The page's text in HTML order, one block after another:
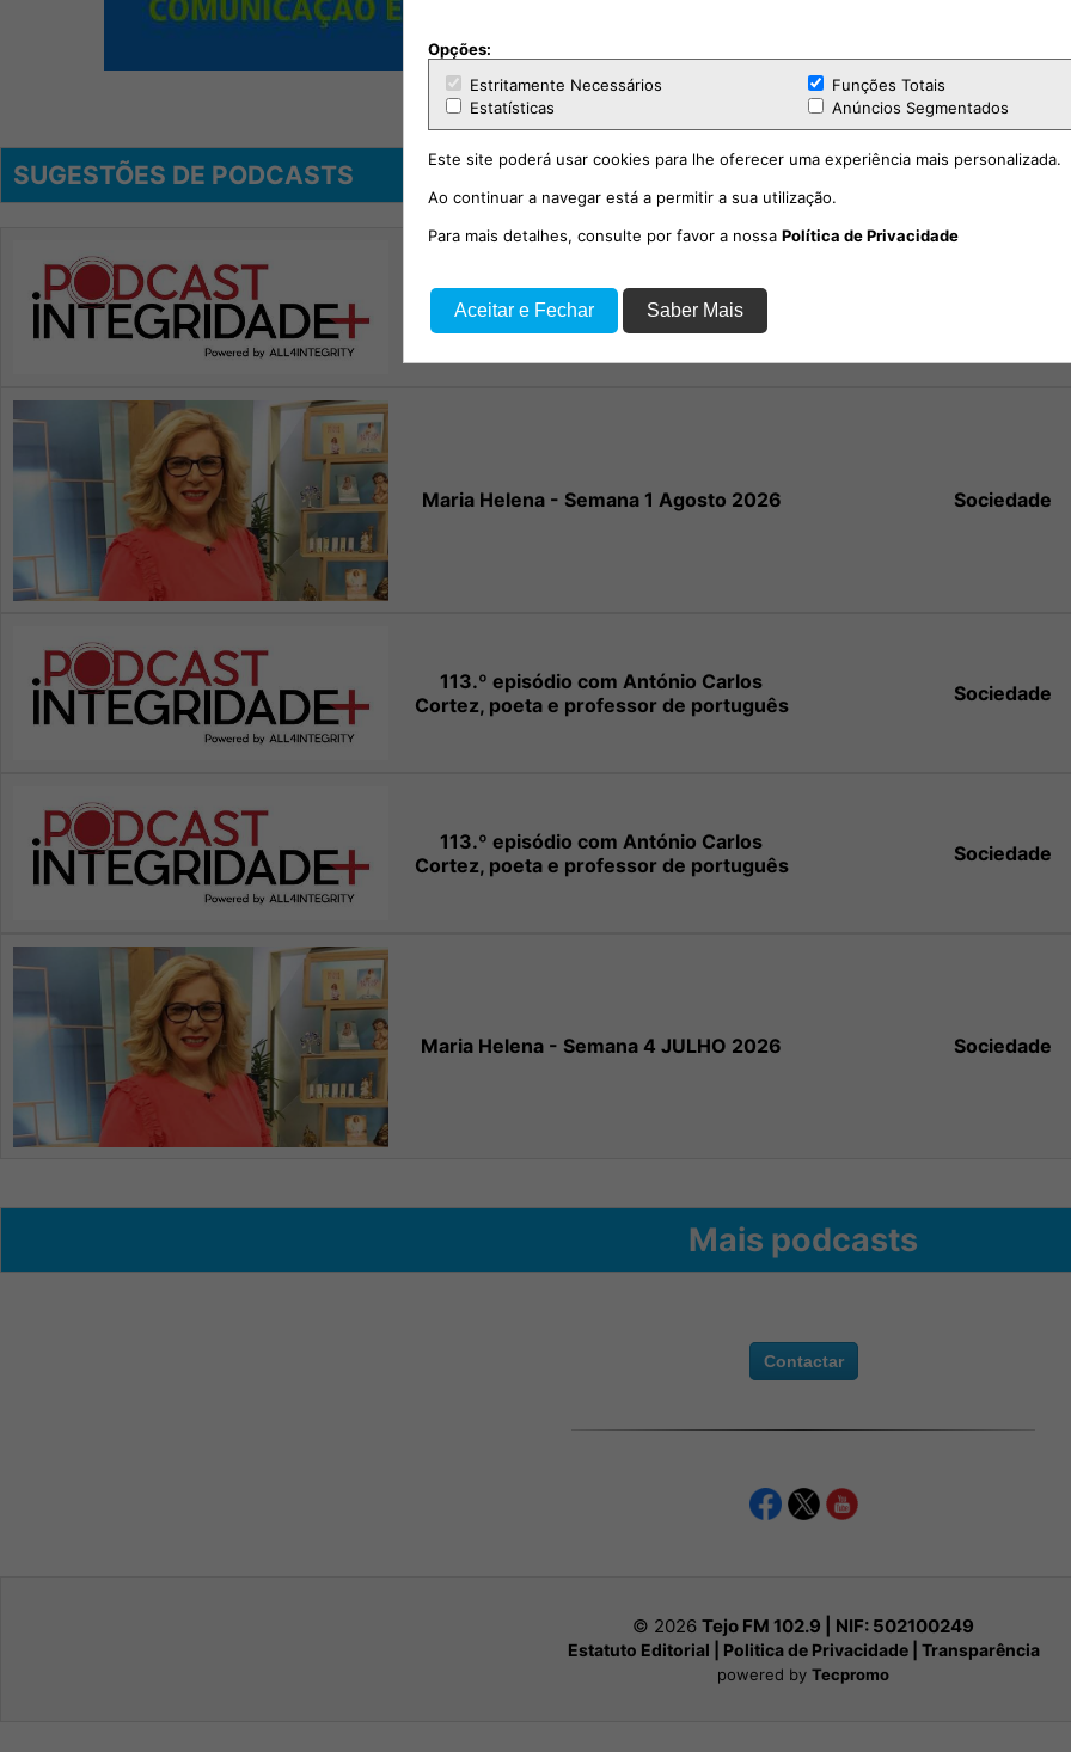
SUGESTÕES DE PODCASTS
114.º episódio com o social-democrata,
Miguel Poiares Maduro.
Maria Helena - Semana 1 Agosto 2026 Sociedade
113.º episódio com António Carlos
Cortez, poeta e professor de português
Sociedade
113.º episódio com António Carlos
Cortez, poeta e professor de português
Sociedade
Maria Helena - Semana 4 JULHO 2026 Sociedade
Mais podcasts
Contactar
© 2026 Tejo FM 102.9 | NIF: 502100249
Estatuto Editorial Politica de Privacidade| Transparência
powered by Tecpromo
Opções:
Estritamente Necessários
Funções Totais
Estatísticas
Anúncios Segmentados
Este site poderá usar cookies para lhe oferecer uma experiência mais personalizada.
Ao continuar a navegar está a permitir a sua utilização.
Para mais detalhes, consulte por favor a nossa Política de Privacidade
Aceitar e Fechar Saber Mais